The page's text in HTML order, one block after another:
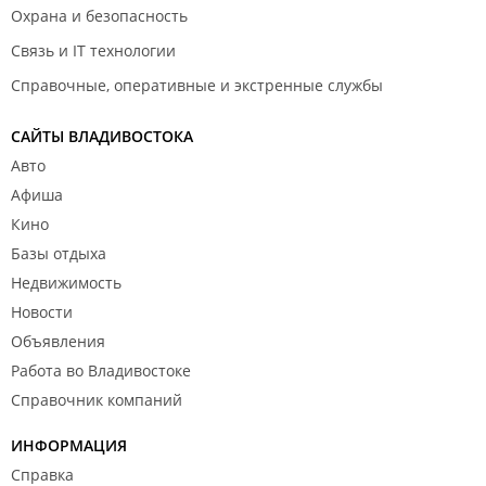
Охрана и безопасность
Связь и IT технологии
Справочные, оперативные и экстренные службы
САЙТЫ ВЛАДИВОСТОКА
Авто
Афиша
Кино
Базы отдыха
Недвижимость
Новости
Объявления
Работа во Владивостоке
Справочник компаний
ИНФОРМАЦИЯ
Справка